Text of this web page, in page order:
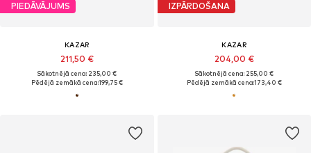
PIEDĀVĀJUMS
KAZAR
211,50 €
Sākotnējā cena: 235,00 €
Pēdējā zemākā cena:199,75 €
IZPĀRDOŠANA
KAZAR
204,00 €
Sākotnējā cena: 255,00 €
Pēdējā zemākā cena:173,40 €